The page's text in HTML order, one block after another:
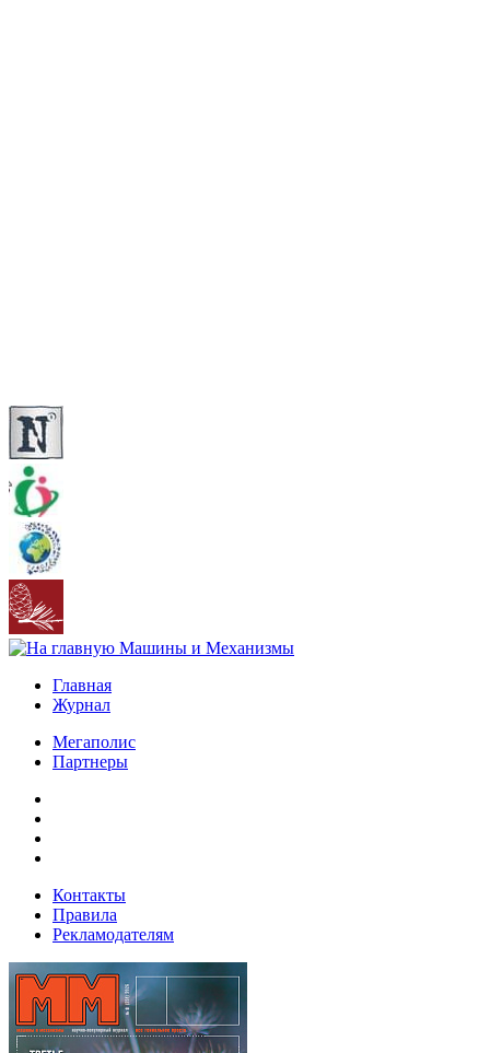
Главная
Журнал
Мегаполис
Партнеры
Контакты
Правила
Рекламодателям